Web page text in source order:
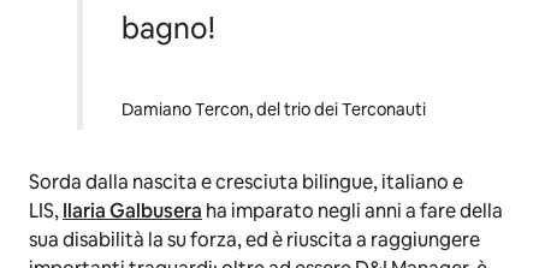
bagno!
Damiano Tercon, del trio dei Terconauti
Sorda dalla nascita e cresciuta bilingue, italiano e
LIS,Ilaria Galbusera ha imparato negli anni a fare della
sua disabilità la su forza, ed è riuscita a raggiungere